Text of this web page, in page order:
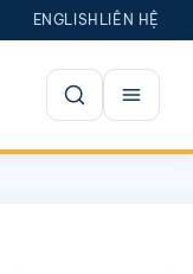
ENGLISH LIÊN HỆ
Mở tìm kiếm